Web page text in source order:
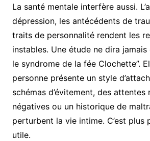
La santé mentale interfère aussi.
dépression, les antécédents de
traits de personnalité rendent les
instables. Une étude ne dira jamais
le syndrome de la fée Clochette”.
personne présente un style
schémas d’évitement, des attentes
négatives ou un historique de
perturbent la vie intime. C’est plus
utile.